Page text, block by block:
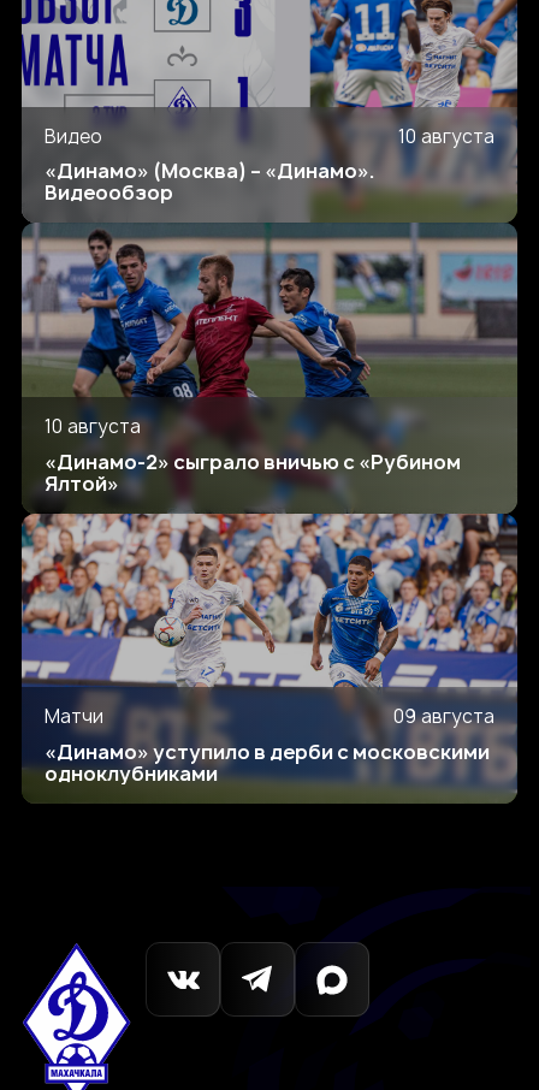
Видео 10 августа
«Динамо» (Москва) – «Динамо».
Видеообзор
10 августа
«Динамо-2» сыграло вничью с «Рубином
Ялтой»
Матчи 09 августа
«Динамо» уступило в дерби с московскими
одноклубниками